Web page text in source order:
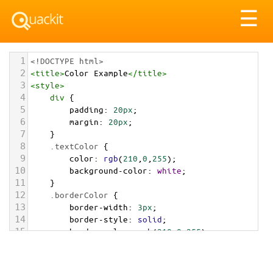
☰
1 <!DOCTYPE html>
2 <title>Color Example</title>
3 <style>
4 div {
5 padding: 20px;
6 margin: 20px;
7 }
8 .textColor {
9 color: rgb(210 0 255);
10 background-color: white;
11 }
12 .borderColor {
13 border-width: 3px;
14 border-style: solid;
15 border-color: rgb(210,0,255);